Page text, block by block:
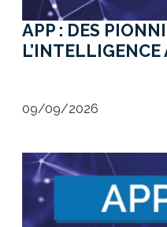
APP : DES
09/09/2026